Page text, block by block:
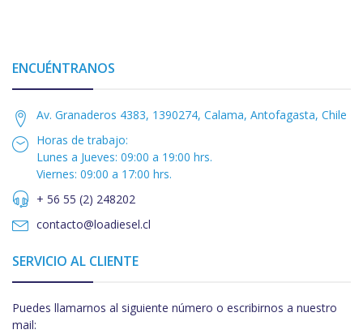
ENCUÉNTRANOS
Av. Granaderos 4383, 1390274, Calama, Antofagasta, Chile
Horas de trabajo:
Lunes a Jueves: 09:00 a 19:00 hrs.
Viernes: 09:00 a 17:00 hrs.
+ 56 55 (2) 248202
contacto@loadiesel.cl
SERVICIO AL CLIENTE
Puedes llamarnos al siguiente número o escribirnos a nuestro
mail: